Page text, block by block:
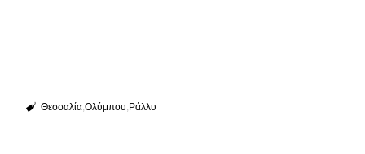
Θεσσαλία Ολύμπου Ράλλυ